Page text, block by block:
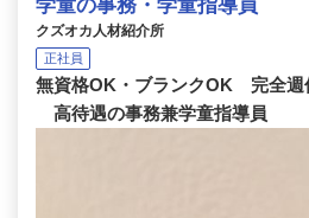
学童の事務・学童指導員
クズオカ人材紹介所
正社員
無資格OK・ブランクOK 完全週
高待遇の事務兼学童指導員